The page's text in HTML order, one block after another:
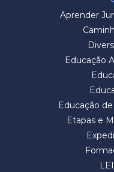
Aprender
Educação
Educação
Etapas e